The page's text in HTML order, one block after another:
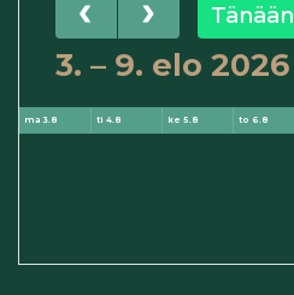
Tänään
3. – 9. elo 2026
ma 3.8 ti 4.8 ke 5.8 to 6.8